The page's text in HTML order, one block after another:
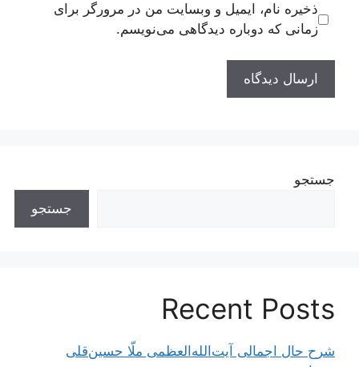
ذخیره نام، ایمیل و وبسایت من در مرورگر برای
زمانی که دوباره دیدگاهی می‌نویسم.
جستجو
جستجو
Recent Posts
شرح حال اجمالی آیت‌الله‌العظمی ملّا حسین‌قلی